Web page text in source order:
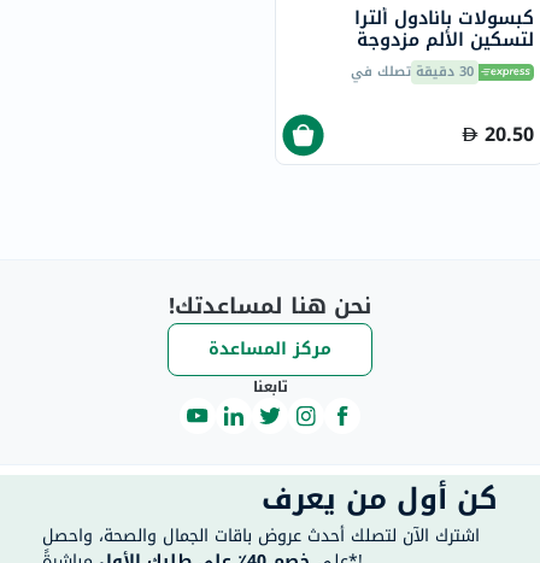
كبسولات بانادول ألترا
لتسكين الألم مزدوجة
المفعول - 20 كبسولة
30 دقيقة تصلك في
20.50
نحن هنا لمساعدتك!
مركز المساعدة
تابعنا
كن أول من يعرف
اشترك الآن لتصلك أحدث عروض باقات الجمال والصحة، واحصل